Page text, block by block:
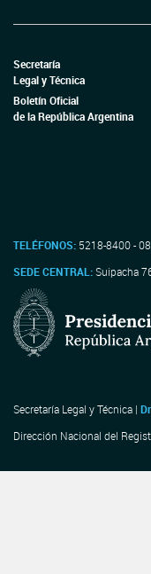
Secretaría
Legal y Técnica
Boletín Oficial
de la República Argentina
TELÉFONOS: 5218-8400 -
SEDE CENTRAL:Suipacha
Secretaría Legal y Técnica |
Dirección Nacional del